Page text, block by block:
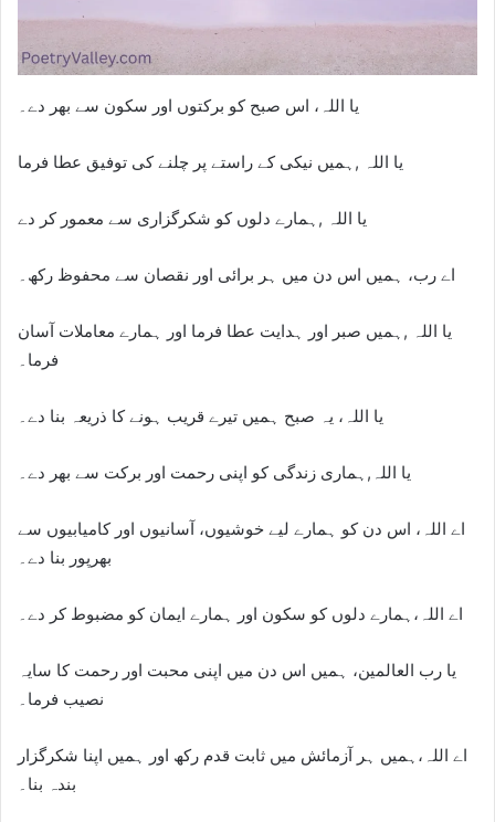
یا اللہ، اس صبح کو برکتوں اور سکون سے بھر دے۔
یا اللہ ,ہمیں نیکی کے راستے پر چلنے کی توفیق عطا فرما
یا اللہ ,ہمارے دلوں کو شکرگزاری سے معمور کر دے
اے رب، ہمیں اس دن میں ہر برائی اور نقصان سے محفوظ رکھ۔
یا اللہ ,ہمیں صبر اور ہدایت عطا فرما اور ہمارے معاملات آسان
فرما۔
یا اللہ، یہ صبح ہمیں تیرے قریب ہونے کا ذریعہ بنا دے۔
یا اللہ,ہماری زندگی کو اپنی رحمت اور برکت سے بھر دے۔
اے اللہ، اس دن کو ہمارے لیے خوشیوں، آسانیوں اور کامیابیوں سے
بھرپور بنا دے۔
اے اللہ،ہمارے دلوں کو سکون اور ہمارے ایمان کو مضبوط کر دے۔
یا رب العالمین، ہمیں اس دن میں اپنی محبت اور رحمت کا سایہ
نصیب فرما۔
اے اللہ،ہمیں ہر آزمائش میں ثابت قدم رکھ اور ہمیں اپنا شکرگزار
بندہ بنا۔